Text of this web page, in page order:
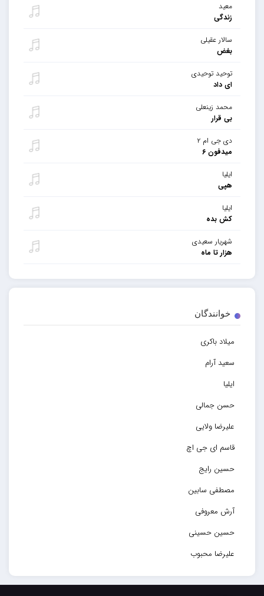
معید
زندگی
سالار عقیلی
بغض
توحید توحیدی
ای داد
محمد زینعلی
بی قرار
دی جی ام ۲
میدفون ۶
ایلیا
هپی
ایلیا
کش بده
شهریار سعیدی
هزار تا ماه
خوانندگان
میلاد باکری
سعید آرام
ایلیا
حسن جمالی
علیرضا ولایی
قاسم ای جی اچ
حسین رایج
مصطفی سابین
آرش معروفی
حسین حسینی
علیرضا محبوب
حسین حصارکی